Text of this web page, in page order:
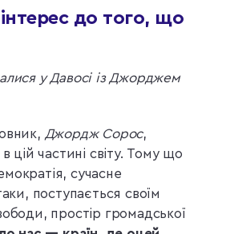
до того, що
у Давосі із Джорджем
Джордж Сорос,
частині світу. Тому що
сучасне
поступається своїм
простір громадської